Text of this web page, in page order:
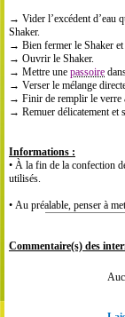
→ Vider l’excédent d’eau
Shaker.
→ Bien fermer le Shaker et
→ Ouvrir le Shaker.
→ Mettre une passoire
→ Verser le mélange
→ Finir de remplir le verre
→ Remuer délicatement et
Informations :
• À la fin de la confection
utilisés.
• Au préalable, penser à
Commentaire(s) des